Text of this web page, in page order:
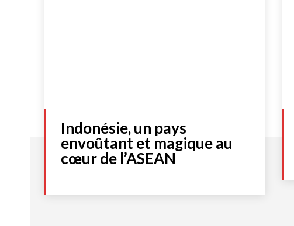
Indonésie, un pays
envoûtant et magique au
cœur de l’ASEAN